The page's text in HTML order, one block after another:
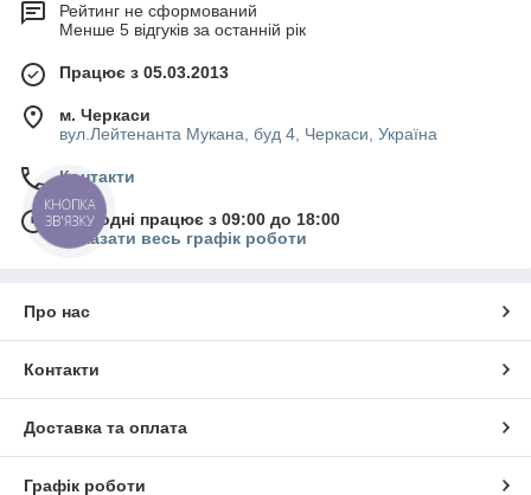
Рейтинг не сформований
Менше 5 відгуків за останній рік
Працює з 05.03.2013
м. Черкаси
вул.Лейтенанта Мукана, буд 4, Черкаси, Україна
Контакти
Сьогодні працює з 09:00 до 18:00
Показати весь графік роботи
Про нас
Контакти
Доставка та оплата
Графік роботи
КНОПКА
ЗВ'ЯЗКУ